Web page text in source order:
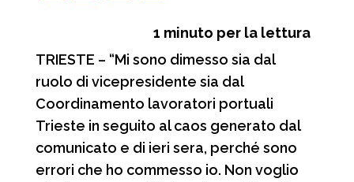
e
o
o
k
t
p
p
e
a
m
n
d
v
i
d
1 minuto per la lettura
TRIESTE – “Mi sono dimesso sia dal
ruolo di vicepresidente sia dal
Coordinamento lavoratori portuali
Trieste in seguito al caos generato dal
comunicato e di ieri sera, perché sono
errori che ho commesso io. Non voglio